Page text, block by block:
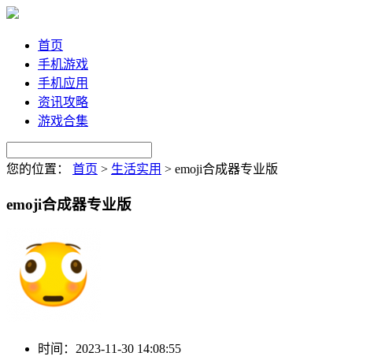
首页
手机游戏
手机应用
资讯攻略
游戏合集
您的位置： 首页 > 生活实用 > emoji合成器专业版
emoji合成器专业版
时间： 2023-11-30 14:08:55